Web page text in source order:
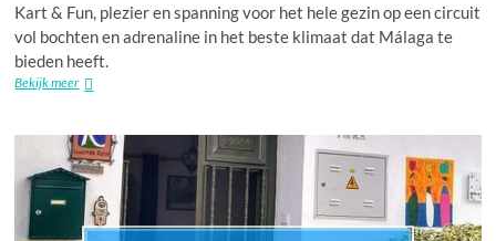
Kart & Fun, plezier en spanning voor het hele gezin op een circuit
vol bochten en adrenaline in het beste klimaat dat Málaga te
bieden heeft.
Bekijk meerMálaga:
Fun